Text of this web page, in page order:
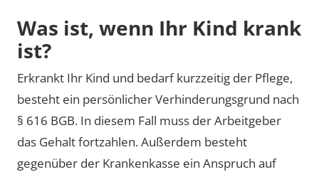
Was ist, wenn Ihr Kind krank
ist?
Erkrankt Ihr Kind und bedarf kurzzeitig der Pflege,
besteht ein persönlicher Verhinderungsgrund nach
§ 616 BGB. In diesem Fall muss der Arbeitgeber
das Gehalt fortzahlen. Außerdem besteht
gegenüber der Krankenkasse ein Anspruch auf